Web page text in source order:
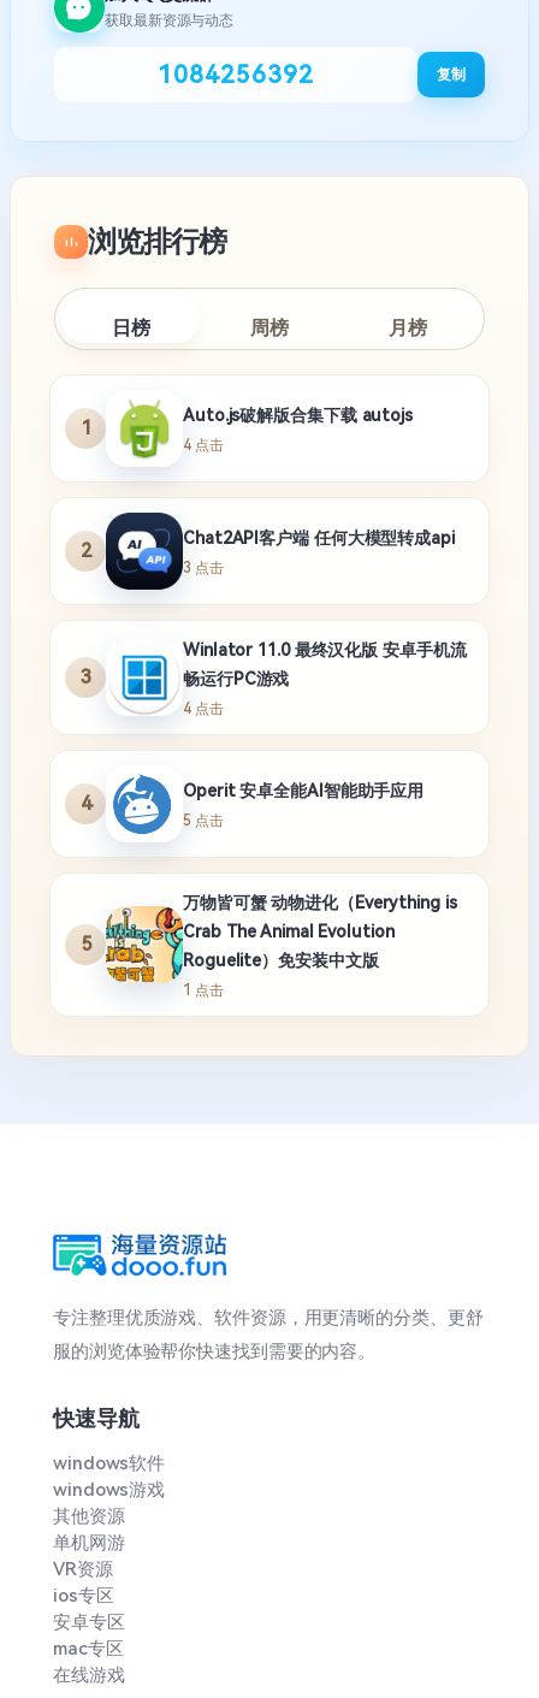
获取最新资源与动态
1084256392 复制
浏览排行榜
日榜 周榜 月榜
1
Auto.js破解版合集下载 autojs
4 点击
2
Chat2API客户端 任何大模型转成api
3 点击
3
Winlator 11.0 最终汉化版 安卓手机流
畅运行PC游戏
4 点击
4
Operit 安卓全能AI智能助手应用
5 点击
5
万物皆可蟹 动物进化（Everything is
Crab The Animal Evolution
Roguelite）免安装中文版
1 点击
专注整理优质游戏、软件资源，用更清晰的分类、更舒
服的浏览体验帮你快速找到需要的内容。
快速导航
windows软件
windows游戏
其他资源
单机网游
VR资源
ios专区
安卓专区
mac专区
在线游戏